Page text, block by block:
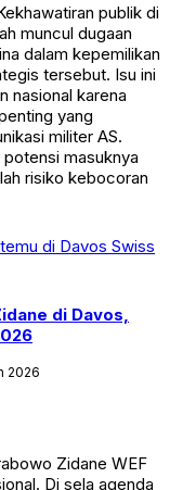
publik di
muncul dugaan
dalam kepemilikan
tersebut. Isu ini
nasional karena
yang
militer AS.
potensi masuknya
risiko kebocoran
di Davos,
2026
Zidane WEF
Di sela agenda